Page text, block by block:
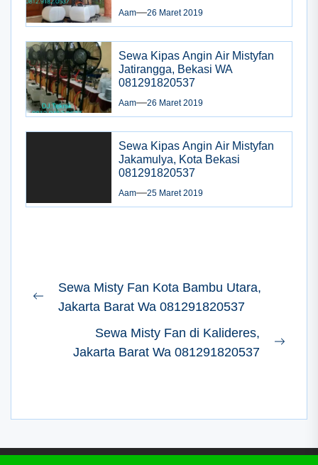
Aam 26 Maret 2019
Sewa Kipas Angin Air Mistyfan
Jatirangga, Bekasi WA
081291820537
Aam 26 Maret 2019
Sewa Kipas Angin Air Mistyfan
Jakamulya, Kota Bekasi
081291820537
Aam 25 Maret 2019
Navigasi
pos
Previous
Sewa Misty Fan Kota Bambu Utara,
Jakarta Barat Wa 081291820537
Sewa Misty Fan di Kalideres,
Jakarta Barat Wa 081291820537